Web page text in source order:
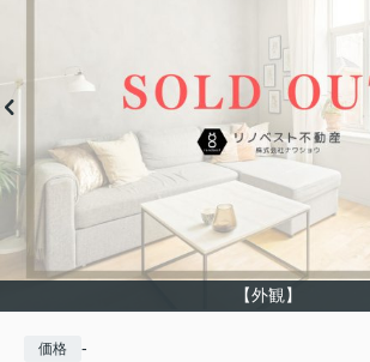
【外観】
価格 -